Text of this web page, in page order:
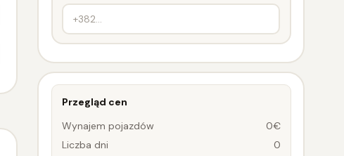
Przegląd cen
Wynajem pojazdów
0€
Liczba dni
0